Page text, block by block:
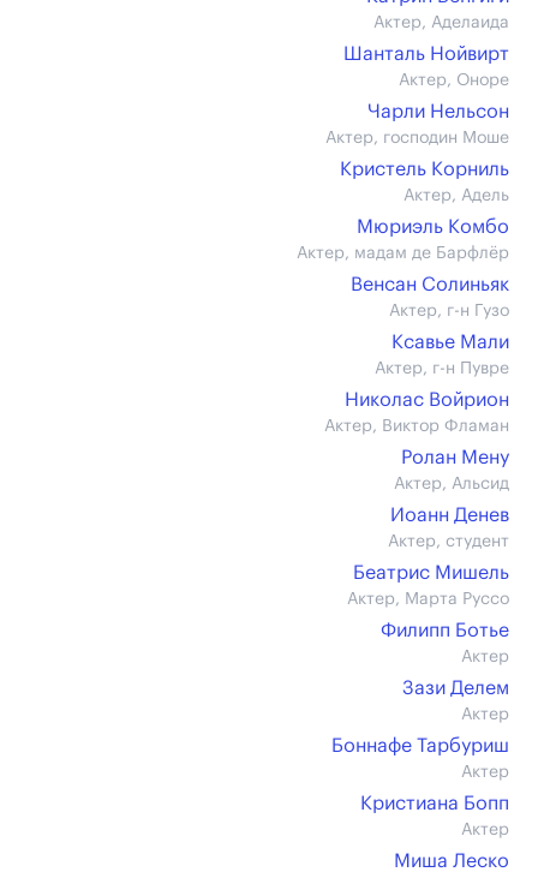
Актер, Аделаида
Шанталь Нойвирт
Актер, Оноре
Чарли Нельсон
Актер, господин Моше
Кристель Корниль
Актер, Адель
Мюриэль Комбо
Актер, мадам де Барфлёр
Венсан Солиньяк
Актер, г-н Гузо
Ксавье Мали
Актер, г-н Пувре
Николас Войрион
Актер, Виктор Фламан
Ролан Мену
Актер, Альсид
Иоанн Денев
Актер, студент
Беатрис Мишель
Актер, Марта Руссо
Филипп Ботье
Актер
Зази Делем
Актер
Боннафе Тарбуриш
Актер
Кристиана Бопп
Актер
Миша Леско